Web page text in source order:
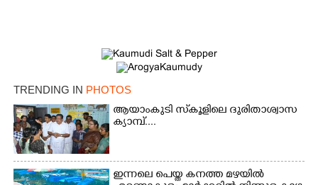
TRENDING IN PHOTOS
ആയാംകുടി സ്‌കൂളിലെ ദുരിതാശ്വാസ
ക്യാമ്പ്....
ഇന്നലെ പെയ്ത കനത്ത മഴയിൽ